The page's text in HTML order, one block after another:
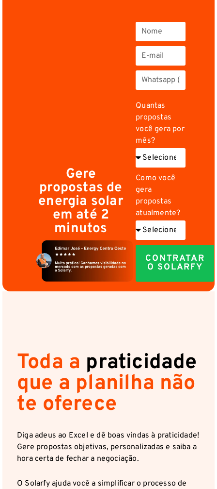
Gere
propostas de
energia solar
em até 2
minutos
Quantas
propostas
você gera por
mês?
Como você
gera
propostas
atualmente?
CONTRATAR
O SOLARFY
Toda a praticidade
que a planilha não
te oferece
Diga adeus ao Excel e dê boas vindas à praticidade!
Gere propostas objetivas, personalizadas e saiba a
hora certa de fechar a negociação.
O Solarfy ajuda você a simplificar o processo de